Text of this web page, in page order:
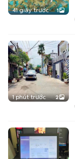
41 giây trước 1
1 phút trước 2